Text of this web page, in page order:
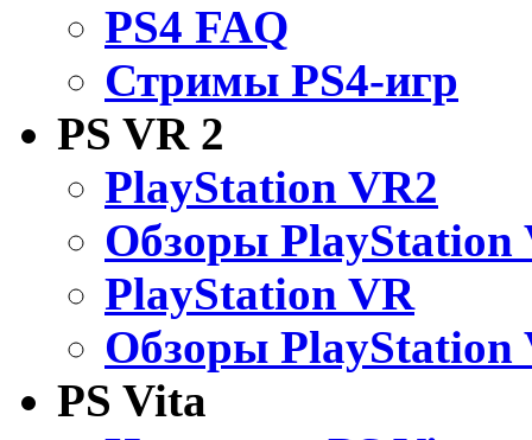
PS4 FAQ
Стримы PS4-игр
PS VR 2
PlayStation VR2
Обзоры PlayStation
PlayStation VR
Обзоры PlayStation
PS Vita